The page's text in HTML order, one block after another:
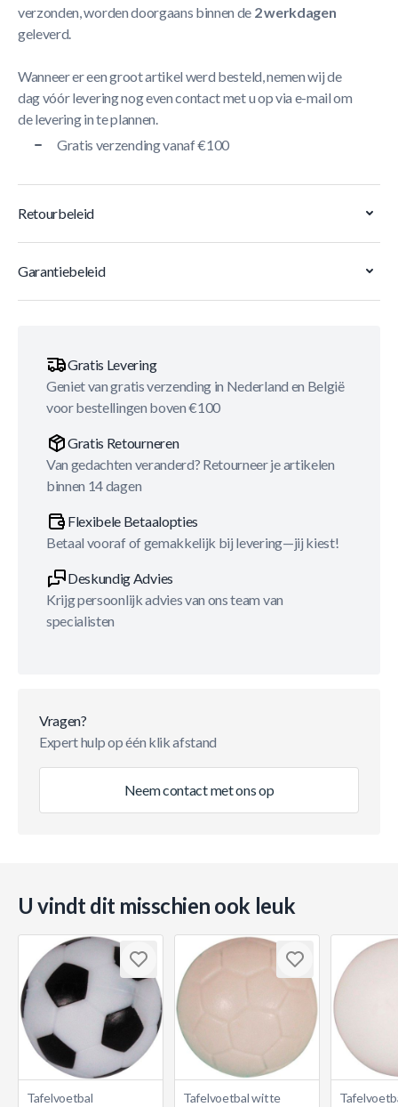
verzonden, worden doorgaans binnen de 2 werkdagen
geleverd.
Wanneer er een groot artikel werd besteld, nemen wij de
dag vóór levering nog even contact met u op via e-mail om
de levering in te plannen.
Gratis verzending vanaf €100
Retourbeleid
Garantiebeleid
Gratis Levering
Geniet van gratis verzending in Nederland en België
voor bestellingen boven €100
Gratis Retourneren
Van gedachten veranderd? Retourneer je artikelen
binnen 14 dagen
Flexibele Betaalopties
Betaal vooraf of gemakkelijk bij levering—jij kiest!
Deskundig Advies
Krijg persoonlijk advies van ons team van
specialisten
Vragen?
Expert hulp op één klik afstand
Neem contact met ons op
U vindt dit misschien ook leuk
Tafelvoetbal Tafelvoetbal witte